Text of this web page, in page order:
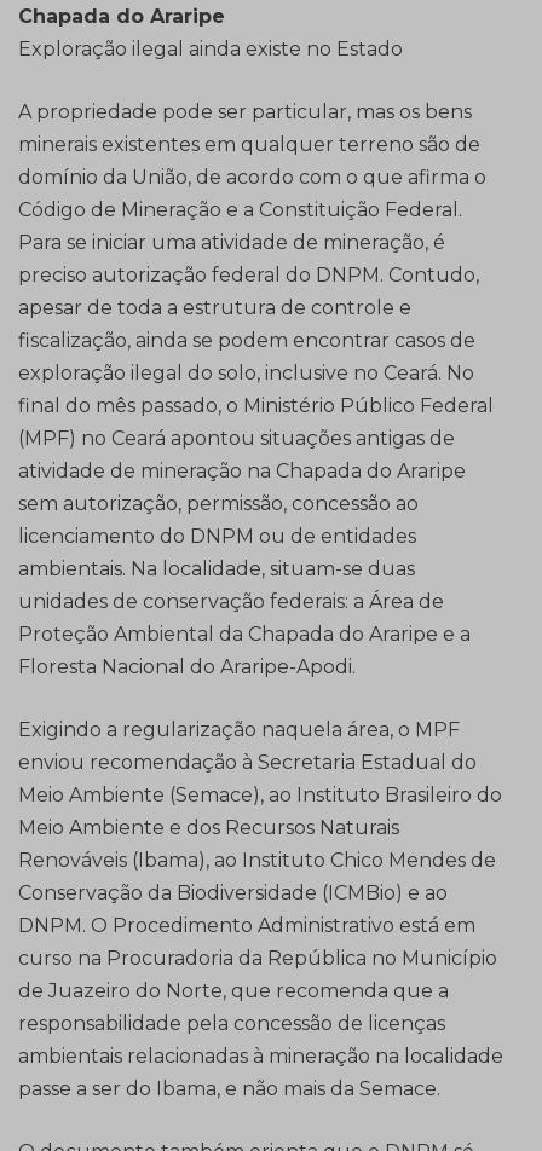
Chapada do Araripe
Exploração ilegal ainda existe no Estado
A propriedade pode ser particular, mas os bens
minerais existentes em qualquer terreno são de
domínio da União, de acordo com o que afirma o
Código de Mineração e a Constituição Federal.
Para se iniciar uma atividade de mineração, é
preciso autorização federal do DNPM. Contudo,
apesar de toda a estrutura de controle e
fiscalização, ainda se podem encontrar casos de
exploração ilegal do solo, inclusive no Ceará. No
final do mês passado, o Ministério Público Federal
(MPF) no Ceará apontou situações antigas de
atividade de mineração na Chapada do Araripe
sem autorização, permissão, concessão ao
licenciamento do DNPM ou de entidades
ambientais. Na localidade, situam-se duas
unidades de conservação federais: a Área de
Proteção Ambiental da Chapada do Araripe e a
Floresta Nacional do Araripe-Apodi.
Exigindo a regularização naquela área, o MPF
enviou recomendação à Secretaria Estadual do
Meio Ambiente (Semace), ao Instituto Brasileiro do
Meio Ambiente e dos Recursos Naturais
Renováveis (Ibama), ao Instituto Chico Mendes de
Conservação da Biodiversidade (ICMBio) e ao
DNPM. O Procedimento Administrativo está em
curso na Procuradoria da República no Município
de Juazeiro do Norte, que recomenda que a
responsabilidade pela concessão de licenças
ambientais relacionadas à mineração na localidade
passe a ser do Ibama, e não mais da Semace.